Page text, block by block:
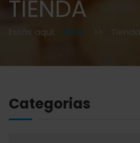
TIENDA
Estás aquí: Inicio >> Tienda
Categorias